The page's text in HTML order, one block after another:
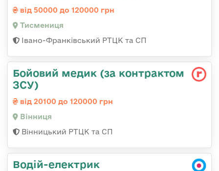
від 50000 до 120000 грн
Тисмениця
Івано-Франківський РТЦК та СП
Бойовий медик (за контрактом
ЗСУ)
від 20100 до 120000 грн
Вінниця
Вінницький РТЦК та СП
Водій-електрик